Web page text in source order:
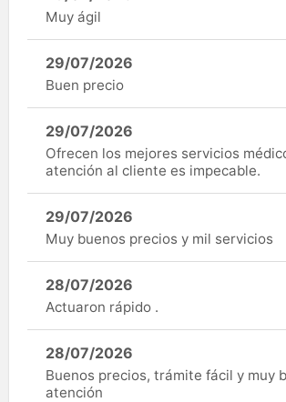
Muy ágil
29/07/2026
Buen precio
29/07/2026
Ofrecen los mejores servicios
atención al cliente es impecable.
29/07/2026
Muy buenos precios y mil servicios
28/07/2026
Actuaron rápido .
28/07/2026
Buenos precios, trámite fácil y muy
atención